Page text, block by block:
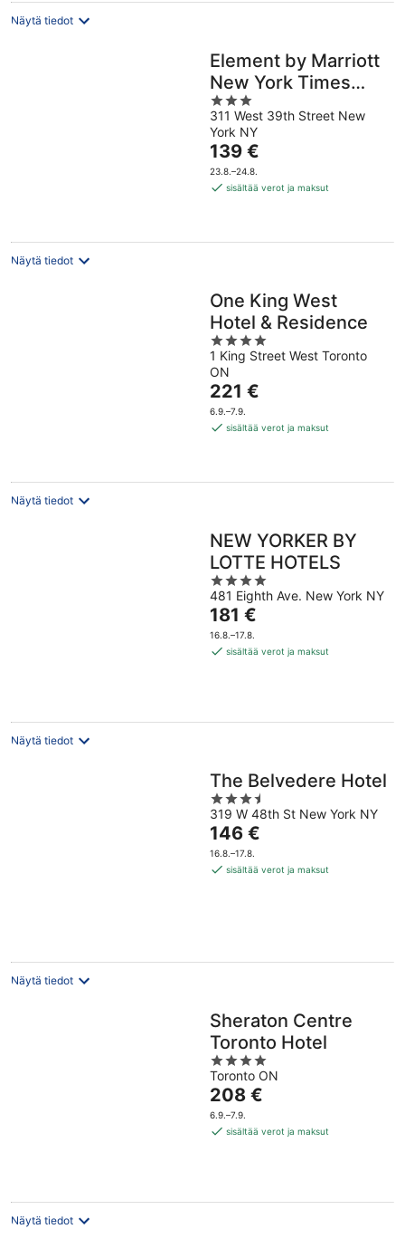
Näytä tiedot
Element by Marriott
New York Times
Square West
3
out
of
5
311 West 39th Street New
York NY
Hinta
on
139 €
139 €
23.8.–24.8.
sisältää verot ja maksut
Näytä tiedot
One King West
Hotel & Residence
4
out
of
5
1 King Street West Toronto
ON
Hinta
on
221 €
221 €
6.9.–7.9.
sisältää verot ja maksut
Näytä tiedot
NEW YORKER BY
LOTTE HOTELS
4
out
of
5
481 Eighth Ave. New York NY
Hinta
on
181 €
181 €
16.8.–17.8.
sisältää verot ja maksut
Näytä tiedot
The Belvedere Hotel
3.5
out
of
5
319 W 48th St New York NY
Hinta
on
146 €
146 €
16.8.–17.8.
sisältää verot ja maksut
Näytä tiedot
Sheraton Centre
Toronto Hotel
4
out
of
5
Toronto ON
Hinta
on
208 €
208 €
6.9.–7.9.
sisältää verot ja maksut
Näytä tiedot